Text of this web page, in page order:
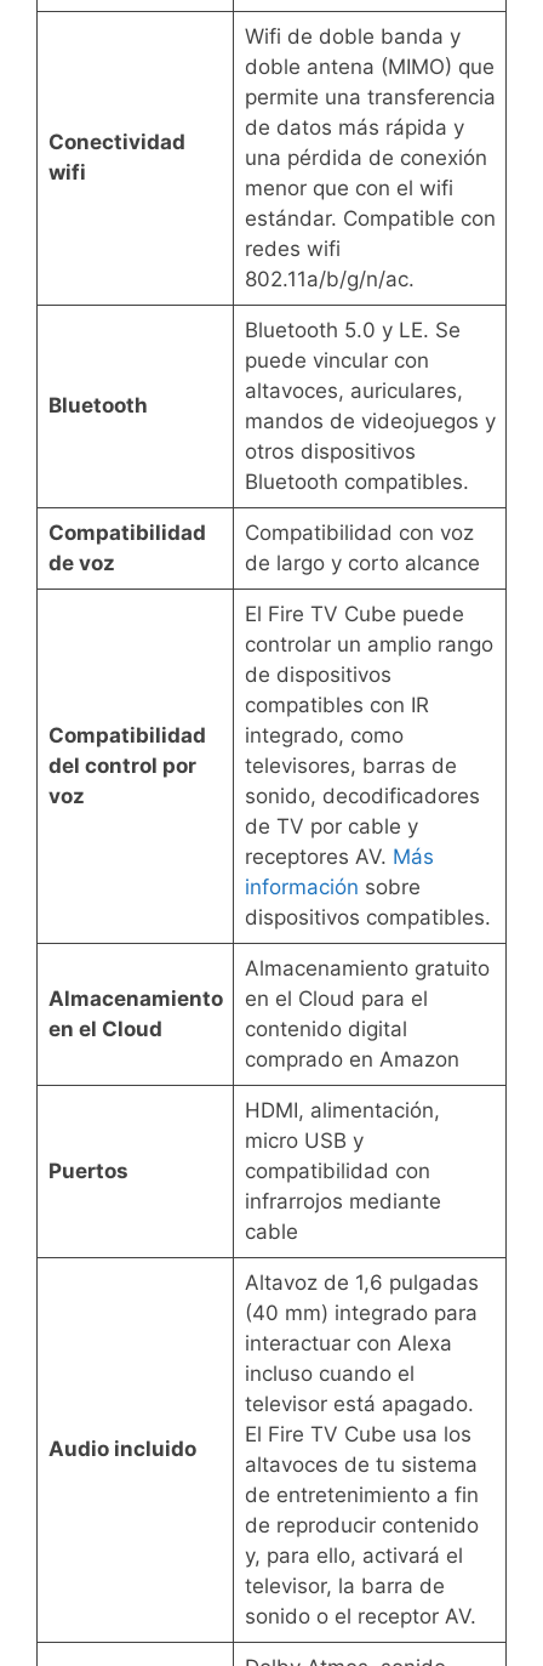
Conectividad
wifi
Wifi de doble banda y
doble antena (MIMO) que
permite una transferencia
de datos más rápida y
una pérdida de conexión
menor que con el wifi
estándar. Compatible con
redes wifi
802.11a/b/g/n/ac.
Bluetooth
Bluetooth 5.0 y LE. Se
puede vincular con
altavoces, auriculares,
mandos de videojuegos y
otros dispositivos
Bluetooth compatibles.
Compatibilidad
de voz
Compatibilidad con voz
de largo y corto alcance
Compatibilidad
del control por
voz
El Fire TV Cube puede
controlar un amplio rango
de dispositivos
compatibles con IR
integrado, como
televisores, barras de
sonido, decodificadores
de TV por cable y
receptores AV. Más
información sobre
dispositivos compatibles.
Almacenamiento
en el Cloud
Almacenamiento gratuito
en el Cloud para el
contenido digital
comprado en Amazon
Puertos
HDMI, alimentación,
micro USB y
compatibilidad con
infrarrojos mediante
cable
Audio incluido
Altavoz de 1,6 pulgadas
(40 mm) integrado para
interactuar con Alexa
incluso cuando el
televisor está apagado.
El Fire TV Cube usa los
altavoces de tu sistema
de entretenimiento a fin
de reproducir contenido
y, para ello, activará el
televisor, la barra de
sonido o el receptor AV.